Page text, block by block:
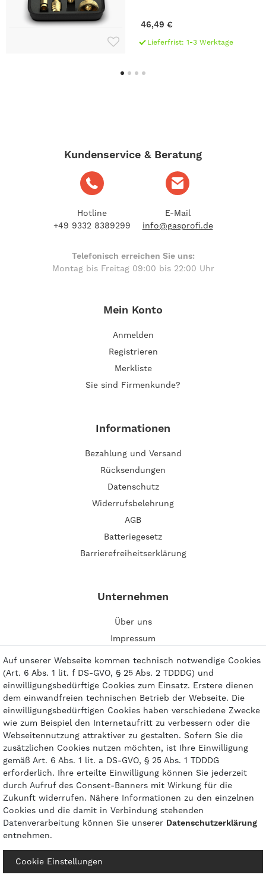
46,49 €
Lieferfrist: 1-3 Werktage
Kundenservice & Beratung
Hotline
+49 9332 8389299
E-Mail
info@gasprofi.de
Telefonisch erreichen Sie uns:
Montag bis Freitag 09:00 bis 22:00 Uhr
Mein Konto
Anmelden
Registrieren
Merkliste
Sie sind Firmenkunde?
Informationen
Bezahlung und Versand
Rücksendungen
Datenschutz
Widerrufsbelehrung
AGB
Batteriegesetz
Barrierefreiheitserklärung
Unternehmen
Über uns
Impressum
Kontakt
Zahlungsarten
© 2026 gasprofi / Alle Preise sind inkl. geseztl. Mehrwertsteuer und zzgl.
Auf unserer Webseite kommen technisch notwendige Cookies
(Art. 6 Abs. 1 lit. f DS-GVO, § 25 Abs. 2 TDDDG) und
einwilligungsbedürftige Cookies zum Einsatz. Erstere dienen
dem einwandfreien technischen Betrieb der Webseite. Die
einwilligungsbedürftigen Cookies haben verschiedene Zwecke
wie zum Beispiel den Internetaufritt zu verbessern oder die
Webseitennutzung attraktiver zu gestalten. Sofern Sie die
zusätzlichen Cookies nutzen möchten, ist Ihre Einwilligung
gemäß Art. 6 Abs. 1 lit. a DS-GVO, § 25 Abs. 1 TDDDG
erforderlich. Ihre erteilte Einwilligung können Sie jederzeit
durch Aufruf des Consent-Banners mit Wirkung für die
Zukunft widerrufen. Nähere Informationen zu den einzelnen
Cookies und die damit in Verbindung stehenden
Datenverarbeitung können Sie unserer Daten­schutz­erklärung
entnehmen.
Cookie Einstellungen